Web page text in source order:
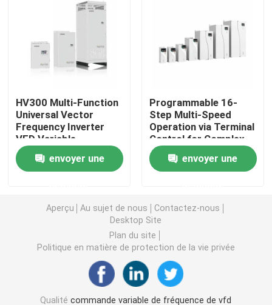
commande variable de fréquence de vfd
Convertisseur de fréquence variable
Inverseur de fréquence de vecteur
Inverseur de fréquence de VFD
Appareil à fréquence variable pour grue
Optimisateur solaire
HV300 Multi-Function
Universal Vector
Frequency Inverter
VFD Variable
Frequency Drive AC
Drive
envoyer une
Programmable 16-
Step Multi-Speed
Operation via Terminal
Control for Complex
Sequences
envoyer une
Aperçu Au sujet de nous
Contactez-nous
Desktop Site
Plan du site
Politique en matière de protection de la vie privée
Qualitécommande variable de fréquence de vfd